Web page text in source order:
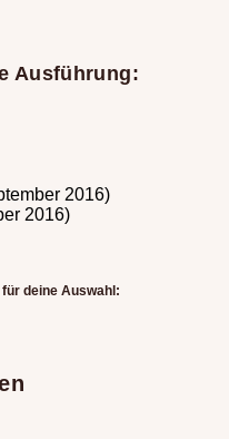
Ausführung:
2016)
2016)
deine Auswahl: